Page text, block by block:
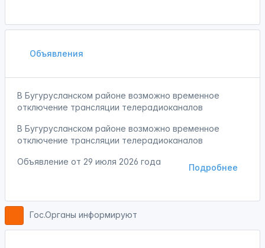
Объявления
В Бугурусланском районе возможно временное
отключение трансляции телерадиоканалов
В Бугурусланском районе возможно временное
отключение трансляции телерадиоканалов
Подробнее
Объявление от 29 июля 2026 года
Гос.Органы информируют